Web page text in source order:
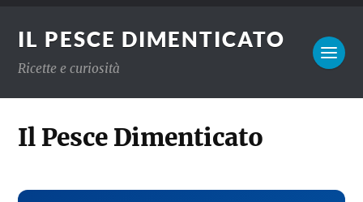
IL PESCE DIMENTICATO
Ricette e curiosità
Il Pesce Dimenticato